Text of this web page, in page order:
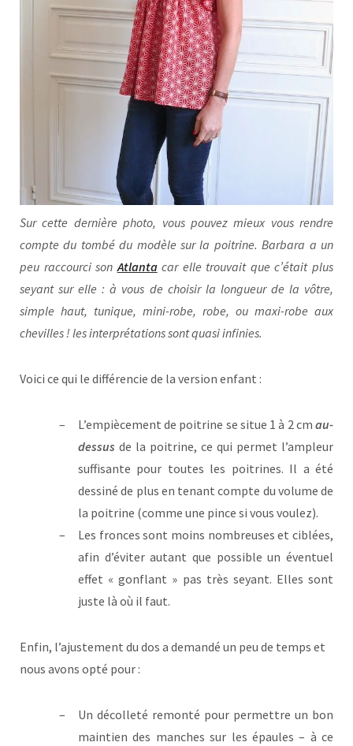
Sur cette dernière photo, vous pouvez mieux vous rendre
compte du tombé du modèle sur la poitrine. Barbara a un
peu raccourci sonAtlantacar elle trouvait que c’était plus
seyant sur elle : à vous de choisir la longueur de la vôtre,
simple haut, tunique, mini-robe, robe, ou maxi-robe aux
chevilles ! les interprétations sont quasi infinies.
Voici ce qui le différencie de la version enfant :
L’empiècement de poitrine se situe 1 à 2 cm au-
dessus de la poitrine, ce qui permet l’ampleur
suffisante pour toutes les poitrines. Il a été
dessiné de plus en tenant compte du volume de
la poitrine (comme une pince si vous voulez).
Les fronces sont moins nombreuses et ciblées,
afin d’éviter autant que possible un éventuel
effet « gonflant » pas très seyant. Elles sont
juste là où il faut.
Enfin, l’ajustement du dos a demandé un peu de temps et
nous avons opté pour :
Un décolleté remonté pour permettre un bon
maintien des manches sur les épaules – à ce